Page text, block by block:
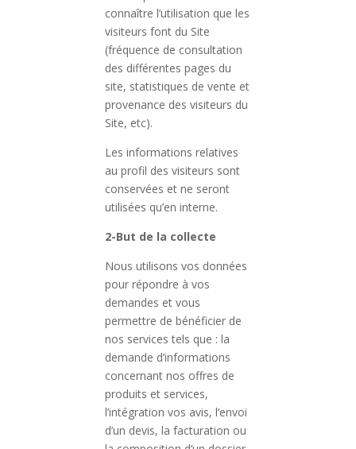
connaître l’utilisation que les
visiteurs font du Site
(fréquence de consultation
des différentes pages du
site, statistiques de vente et
provenance des visiteurs du
Site, etc).
Les informations relatives
au profil des visiteurs sont
conservées et ne seront
utilisées qu’en interne.
2-But de la collecte
Nous utilisons vos données
pour répondre à vos
demandes et vous
permettre de bénéficier de
nos services tels que : la
demande d’informations
concernant nos offres de
produits et services,
l’intégration vos avis, l’envoi
d’un devis, la facturation ou